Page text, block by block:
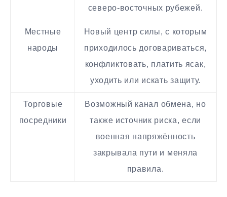
северо-восточных рубежей.
Местные
народы
Новый центр силы, с которым
приходилось договариваться,
конфликтовать, платить ясак,
уходить или искать защиту.
Торговые
посредники
Возможный канал обмена, но
также источник риска, если
военная напряжённость
закрывала пути и меняла
правила.